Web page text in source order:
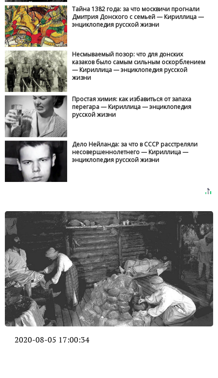
Тайна 1382 года: за что москвичи прогнали
Дмитрия Донского с семьей — Кириллица —
энциклопедия русской жизни
Несмываемый позор: что для донских
казаков было самым сильным оскорблением
— Кириллица — энциклопедия русской
жизни
Простая химия: как избавиться от запаха
перегара — Кириллица — энциклопедия
русской жизни
Дело Нейланда: за что в СССР расстреляли
несовершеннолетнего — Кириллица —
энциклопедия русской жизни
2020-08-05 17:00:34